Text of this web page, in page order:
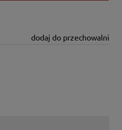
dodaj do przechowalni